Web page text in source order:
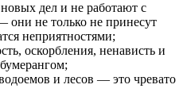
дел и не работают с
не только не принесут
неприятностями;
оскорбления, ненависть и
и лесов — это чревато